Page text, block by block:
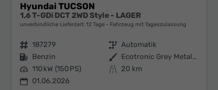
Hyundai TUCSON
1,6 T-GDi DCT 2WD Style - LAGER
unverbindliche Lieferzeit: 12 Tage Fahrzeug mit Tageszulassung
Fahrzeugnr. 187279 Getriebe Automatik
Kraftstoff Benzin Außenfarbe
Ecotronic Grey Metallic ()
Leistung 110 kW (150 PS) Kilometerstand
20 km
01.06.2026